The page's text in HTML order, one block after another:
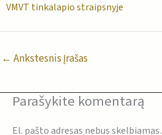
VMVT tinkalapio straipsnyje
← Ankstesnis Įrašas
Parašykite komentarą
El. pašto adresas nebus skelbiamas.